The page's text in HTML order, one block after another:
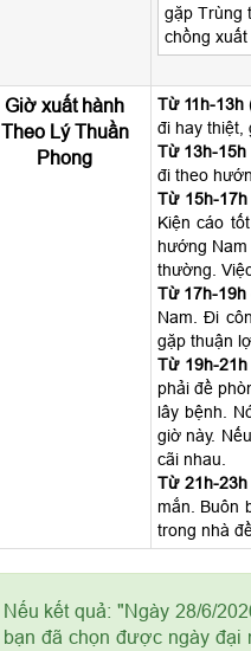
gặp Trùng
chồng
Giờ xuất hành
Theo Lý Thuần
Phong
Từ 11h-13h
đi hay thiệt,
Từ 13h-
đi theo
Từ 15h-
Kiện cáo
hướng
thường.
Từ 17h-19h
Nam. Đi
gặp thuận
Từ 19h-
phải đề
lây bệnh.
giờ này.
cãi nhau.
Từ 21h-
mắn. Buôn
trong nhà
Nếu kết quả: "Ngày 28/6/
bạn đã chọn được ngày đại